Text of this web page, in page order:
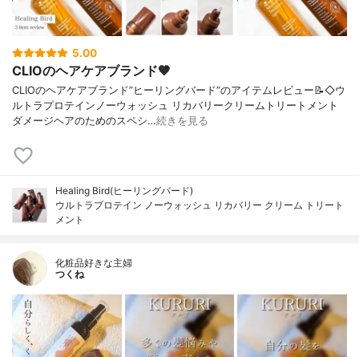
5.00
CLIOのヘアケアブランド🤎
CLIOのヘアケアブランド”ヒーリングバード”のアイテムレビュー📝◇ウ
ルトラプロテインノーウォッシュ リカバリークリームトリートメント
ダメージヘアのためのスペシ…続きを見る
Healing Bird(ヒーリングバード)
ウルトラプロテイン ノーウォッシュ リカバリー クリーム トリート
メント
化粧品好きな主婦
つくね